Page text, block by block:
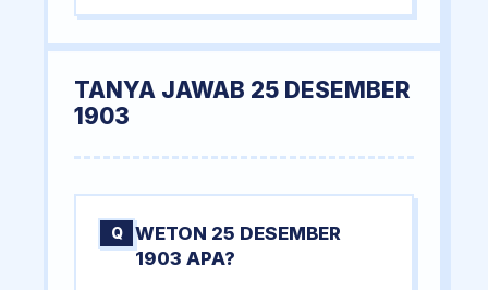
TANYA JAWAB 25 DESEMBER
1903
Q
WETON 25 DESEMBER
1903 APA?